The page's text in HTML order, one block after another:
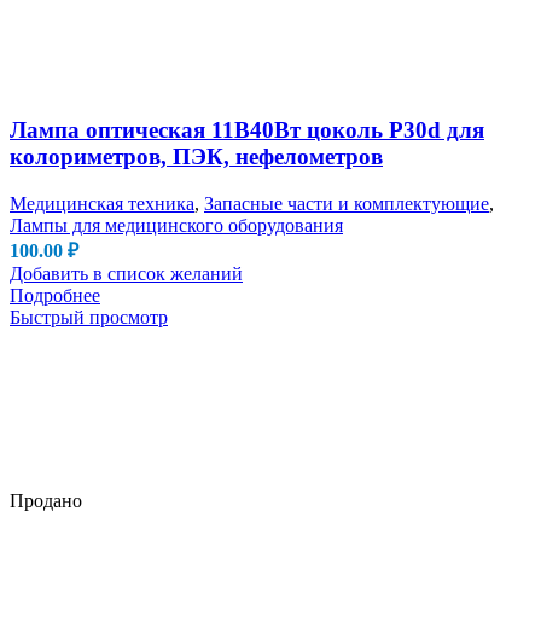
Продано
Лампа оптическая 11В40Вт цоколь P30d для
колориметров, ПЭК, нефелометров
Медицинская техника, Запасные части и комплектующие,
Лампы для медицинского оборудования
100.00 ₽
Добавить в список желаний
Подробнее
Быстрый просмотр